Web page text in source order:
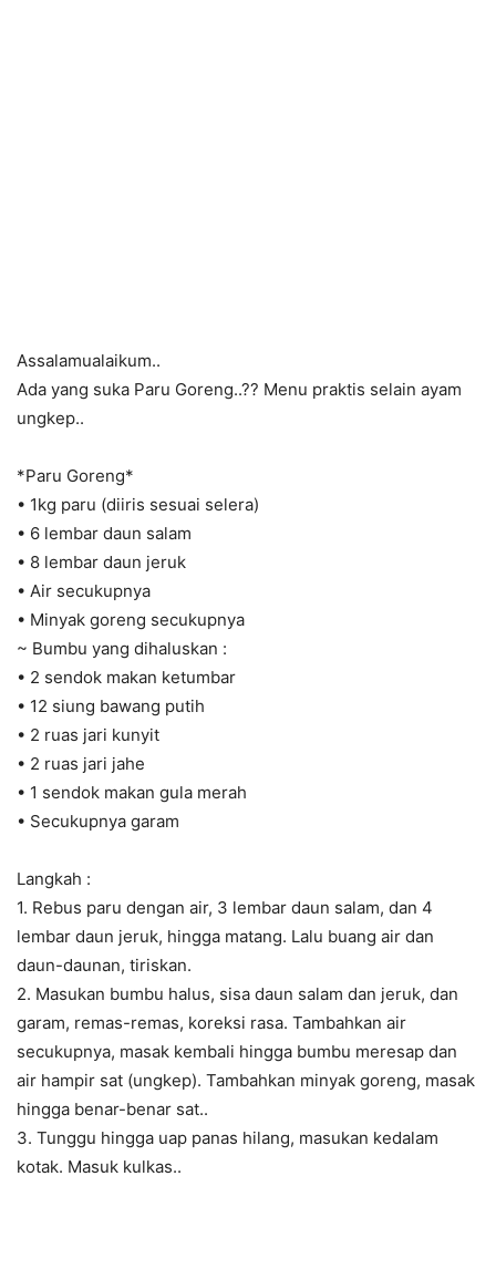
Assalamualaikum..
Ada yang suka Paru Goreng..?? Menu praktis selain ayam
ungkep..
*Paru Goreng*
• 1kg paru (diiris sesuai selera)
• 6 lembar daun salam
• 8 lembar daun jeruk
• Air secukupnya
• Minyak goreng secukupnya
~ Bumbu yang dihaluskan :
• 2 sendok makan ketumbar
• 12 siung bawang putih
• 2 ruas jari kunyit
• 2 ruas jari jahe
• 1 sendok makan gula merah
• Secukupnya garam
Langkah :
1. Rebus paru dengan air, 3 lembar daun salam, dan 4
lembar daun jeruk, hingga matang. Lalu buang air dan
daun-daunan, tiriskan.
2. Masukan bumbu halus, sisa daun salam dan jeruk, dan
garam, remas-remas, koreksi rasa. Tambahkan air
secukupnya, masak kembali hingga bumbu meresap dan
air hampir sat (ungkep). Tambahkan minyak goreng, masak
hingga benar-benar sat..
3. Tunggu hingga uap panas hilang, masukan kedalam
kotak. Masuk kulkas..